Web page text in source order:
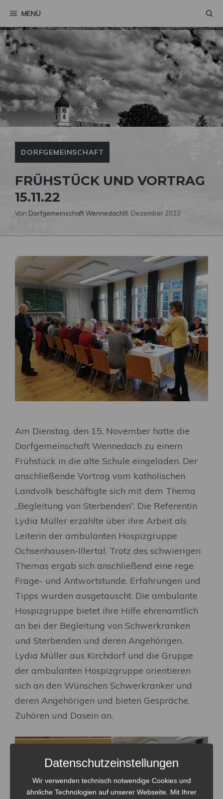
springen
MENÜ
DORFGEMEINSCHAFT
FRÜHSTÜCK UND VORTRAG
15.11.22
Von Dorfgemeinschaft Wennedach8. Dezember 2022
Am Dienstag, den 15. November hatte die
Dorfgemeinschaft Wennedach zu einem
Frühstück in die alte Schule eingeladen. Der
anschließende Vortrag vom katholischen
Landvolk beschäftigte sich mit dem Thema
„Begleitung von Sterbenden“. Die Referentin
Lydia Müller erzählte über ihre Arbeit als
Leiterin der ambulanten Hospizgruppe
Ochsenhausen-Illertal. Trotz des schwierigen
Themas ergab sich anschließend eine rege
Frage- und Antwortstunde. Erfahrungen und
Tipps wurden ausgetauscht. Die ambulante
Hospizgruppe bietet ihre Hilfe ehrenamtlich
an bei der Begleitung von Schwerkranken
und Sterbenden und deren Angehörigen.
Lydia Müller aus Kirchdorf und die Gruppe
der ambulanten Hospizgruppe orientieren
sich an den Wünschen Schwerkranker und
deren Angehörigen und bieten Gespräche,
Zuhören und Dasein an.
Datenschutzeinstellungen
Wir verwenden technisch notwendige Cookies und
ähnliche Technologien auf unserer Webseite. Mit Ihrer